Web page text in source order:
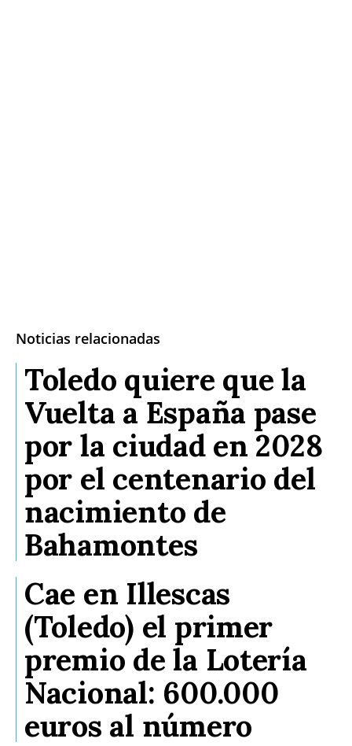
Noticias relacionadas
Toledo quiere que la
Vuelta a España pase
por la ciudad en 2028
por el centenario del
nacimiento de
Bahamontes
Cae en Illescas
(Toledo) el primer
premio de la Lotería
Nacional: 600.000
euros al número